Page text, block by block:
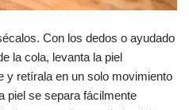
Con los dedos o ayudado
la cola, levanta la piel
y retírala en un solo movimiento
piel se separa fácilmente